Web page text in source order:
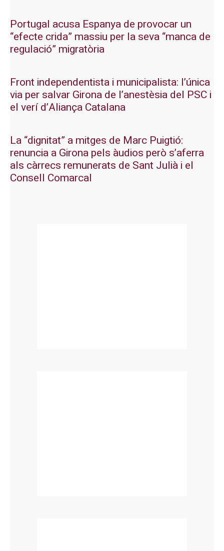
Portugal acusa Espanya de provocar un
“efecte crida” massiu per la seva “manca de
regulació” migratòria
Front independentista i municipalista: l’única
via per salvar Girona de l’anestèsia del PSC i
el verí d’Aliança Catalana
La “dignitat” a mitges de Marc Puigtió:
renuncia a Girona pels àudios però s’aferra
als càrrecs remunerats de Sant Julià i el
Consell Comarcal